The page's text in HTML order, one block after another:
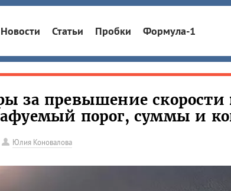
Новости Статьи Пробки Формула-1
за превышение скорости
порог, суммы и
Юлия Коновалова